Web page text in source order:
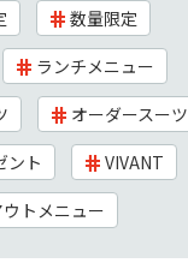
数量限定
ランチメニュー
オーダースーツ
ント
VIVANT
トメニュー